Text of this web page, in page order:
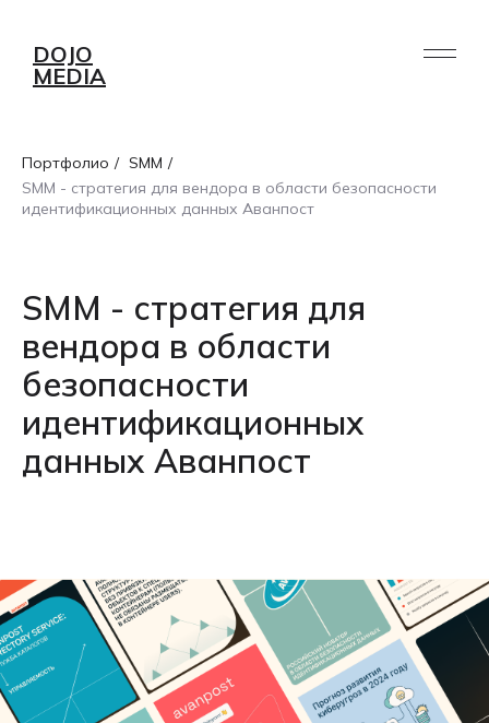
УСЛУГИ ПОРТФОЛИО
РАБОТА /
DOJO
MEDIA
AI
Портфолио / SMM /
SMM - стратегия для вендора в области безопасности
идентификационных данных Аванпост
SMM - стратегия для
вендора в области
безопасности
идентификационных
данных Аванпост